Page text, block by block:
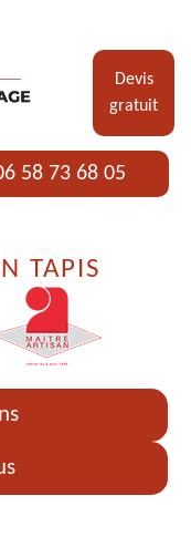
Devis
gratuit
58 73 68 05
TAPIS